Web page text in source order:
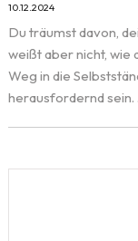
10.12.2024
Du träumst davon,
weißt aber nicht, wie
Weg in die
herausfordernd sein.